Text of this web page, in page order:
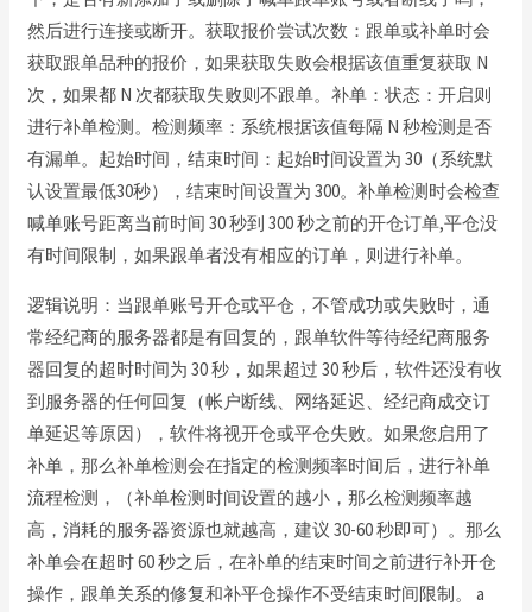
然后进行连接或断开。获取报价尝试次数：跟单或补单时会
获取跟单品种的报价，如果获取失败会根据该值重复获取 N
次，如果都 N 次都获取失败则不跟单。补单：状态：开启则
进行补单检测。检测频率：系统根据该值每隔 N 秒检测是否
有漏单。起始时间，结束时间：起始时间设置为 30（系统默
认设置最低30秒），结束时间设置为 300。补单检测时会检查
喊单账号距离当前时间 30 秒到 300 秒之前的开仓订单,平仓没
有时间限制，如果跟单者没有相应的订单，则进行补单。
逻辑说明：当跟单账号开仓或平仓，不管成功或失败时，通
常经纪商的服务器都是有回复的，跟单软件等待经纪商服务
器回复的超时时间为 30 秒，如果超过 30 秒后，软件还没有收
到服务器的任何回复（帐户断线、网络延迟、经纪商成交订
单延迟等原因），软件将视开仓或平仓失败。如果您启用了
补单，那么补单检测会在指定的检测频率时间后，进行补单
流程检测，（补单检测时间设置的越小，那么检测频率越
高，消耗的服务器资源也就越高，建议 30-60 秒即可）。那么
补单会在超时 60 秒之后，在补单的结束时间之前进行补开仓
操作，跟单关系的修复和补平仓操作不受结束时间限制。 a